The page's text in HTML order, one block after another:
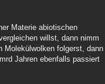
Materie abiotischen
willst, dann nimm
Molekülwolken folgerst, dann
Jahren ebenfalls passiert